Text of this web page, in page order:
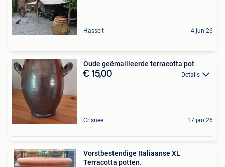
Hasselt 4 jun 26
Oude geëmailleerde terracotta pot
€ 15,00 Details
Crisnee 17 jan 26
Vorstbestendige Italiaanse XL
Terracotta potten.